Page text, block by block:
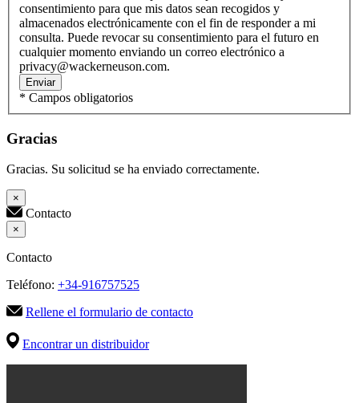
consentimiento para que mis datos sean recogidos y
almacenados electrónicamente con el fin de responder a mi
consulta. Puede revocar su consentimiento para el futuro en
cualquier momento enviando un correo electrónico a
privacy@wackerneuson.com.
Enviar
* Campos obligatorios
Gracias
Gracias. Su solicitud se ha enviado correctamente.
×
Contacto
×
Contacto
Teléfono: +34-916757525
Rellene el formulario de contacto
Encontrar un distribuidor